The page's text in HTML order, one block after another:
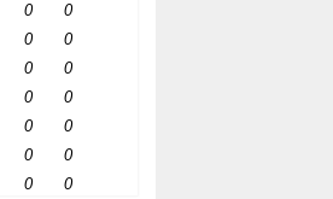
0
0
0
0
0
0
0
0
0
0
0
0
0 0